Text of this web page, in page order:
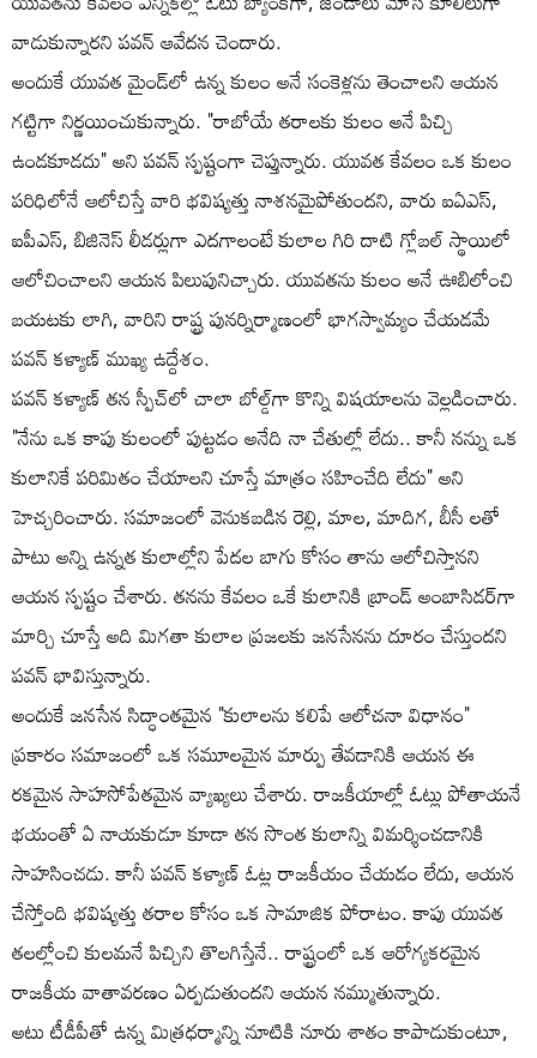
వాడుకున్నారని పవన్ ఆవేదన చెందారు.
అందుకే యువత మైండ్‌లో ఉన్న కులం అనే సంకెళ్లను తెంచాలని ఆయన
గట్టిగా నిర్ణయించుకున్నారు. "రాబోయే తరాలకు కులం అనే పిచ్చి
ఉండకూడదు" అని పవన్ స్పష్టంగా చెప్తున్నారు. యువత కేవలం ఒక కులం
పరిధిలోనే ఆలోచిస్తే వారి భవిష్యత్తు నాశనమైపోతుందని, వారు ఐఏఎస్,
ఐపీఎస్, బిజినెస్ లీడర్లుగా ఎదగాలంటే కులాల గిరి దాటి గ్లోబల్ స్థాయిలో
ఆలోచించాలని ఆయన పిలుపునిచ్చారు. యువతను కులం అనే ఊబిలోంచి
బయటకు లాగి, వారిని రాష్ట్ర పునర్నిర్మాణంలో భాగస్వామ్యం చేయడమే
పవన్ కళ్యాణ్ ముఖ్య ఉద్దేశం.
పవన్ కళ్యాణ్ తన స్పీచ్‌లో చాలా బోల్డ్‌గా కొన్ని విషయాలను వెల్లడించారు.
"నేను ఒక కాపు కులంలో పుట్టడం అనేది నా చేతుల్లో లేదు.. కానీ నన్ను ఒక
కులానికే పరిమితం చేయాలని చూస్తే మాత్రం సహించేది లేదు" అని
హెచ్చరించారు. సమాజంలో వెనుకబడిన రెల్లి, మాల, మాదిగ, బీసీ లతో
పాటు అన్ని ఉన్నత కులాల్లోని పేదల బాగు కోసం తాను ఆలోచిస్తానని
ఆయన స్పష్టం చేశారు. తనను కేవలం ఒకే కులానికి బ్రాండ్ అంబాసిడర్‌గా
మార్చి చూస్తే అది మిగతా కులాల ప్రజలకు జనసేనను దూరం చేస్తుందని
పవన్ భావిస్తున్నారు.
అందుకే జనసేన సిద్ధాంతమైన "కులాలను కలిపే ఆలోచనా విధానం"
ప్రకారం సమాజంలో ఒక సమూలమైన మార్పు తేవడానికి ఆయన ఈ
రకమైన సాహసోపేతమైన వ్యాఖ్యలు చేశారు. రాజకీయాల్లో ఓట్లు పోతాయనే
భయంతో ఏ నాయకుడూ కూడా తన సొంత కులాన్ని విమర్శించడానికి
సాహసించడు. కానీ పవన్ కళ్యాణ్ ఓట్ల రాజకీయం చేయడం లేదు, ఆయన
చేస్తోంది భవిష్యత్తు తరాల కోసం ఒక సామాజిక పోరాటం. కాపు యువత
తలల్లోంచి కులమనే పిచ్చిని తొలగిస్తేనే.. రాష్ట్రంలో ఒక ఆరోగ్యకరమైన
రాజకీయ వాతావరణం ఏర్పడుతుందని ఆయన నమ్ముతున్నారు.
అటు టీడీపీతో ఉన్న మిత్రధర్మాన్ని నూటికి నూరు శాతం కాపాడుకుంటూ,